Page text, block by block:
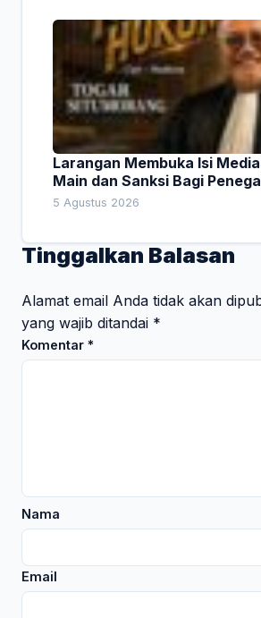
Larangan Membuka Isi
Main dan Sanksi Bagi
5 Agustus 2026
Tinggalkan Balasan
Alamat email Anda tidak akan
yang wajib ditandai *
Komentar *
Nama
Email